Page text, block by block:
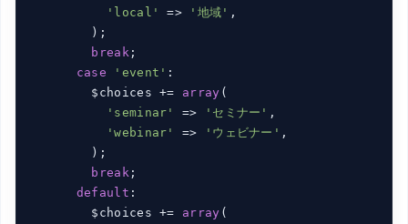
'local'
=> '地域' ,
        );
break ;
case
'event' :
        $choices +=
array (
'seminar'
=> 'セミナー' ,
'webinar'
=> 'ウェビナー' ,
        );
break ;
default :
        $choices +=
array (